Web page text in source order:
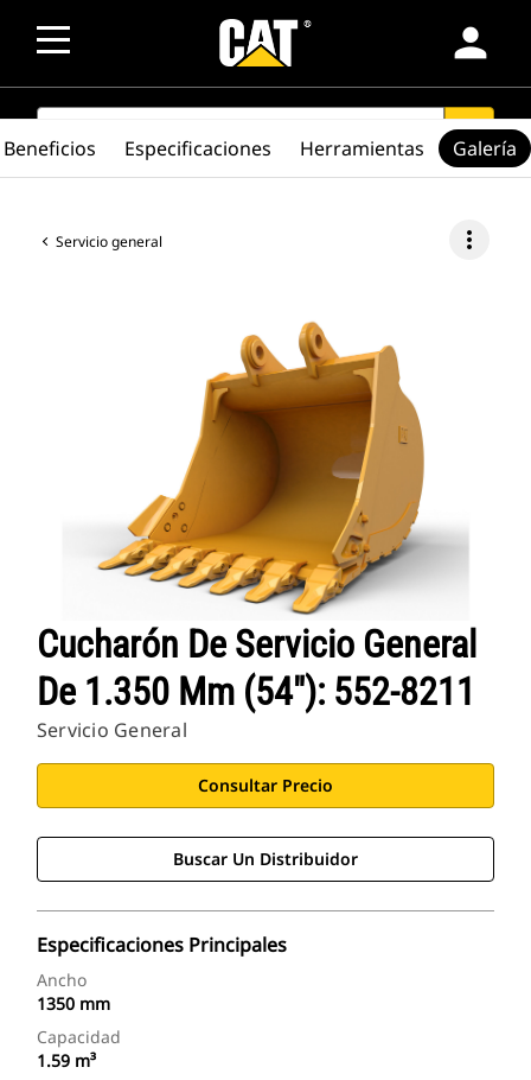
person
SEARCH search
Servicio general more_vert
Cucharón De Servicio General
De 1.350 Mm (54"): 552-8211
Servicio General
Consultar Precio
Buscar Un Distribuidor
Especificaciones Principales
Ancho
1350 mm
Capacidad
1.59 m³
Beneficios Especificaciones Herramientas Galería